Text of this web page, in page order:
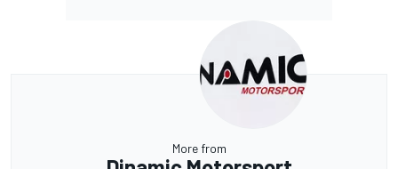
More from